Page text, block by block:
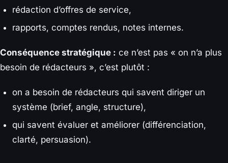
rédaction d’offres de service,
rapports, comptes rendus, notes internes.
Conséquence stratégique : ce n’est pas « on n’a plus
besoin de rédacteurs », c’est plutôt :
on a besoin de rédacteurs qui savent diriger un
système (brief, angle, structure),
qui savent évaluer et améliorer (différenciation,
clarté, persuasion).